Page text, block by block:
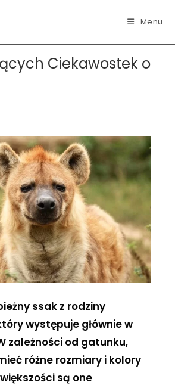
Menu
Ciekawostek o
ssak z rodziny
występuje głównie w
zależności od gatunku,
różne rozmiary i kolory
są one